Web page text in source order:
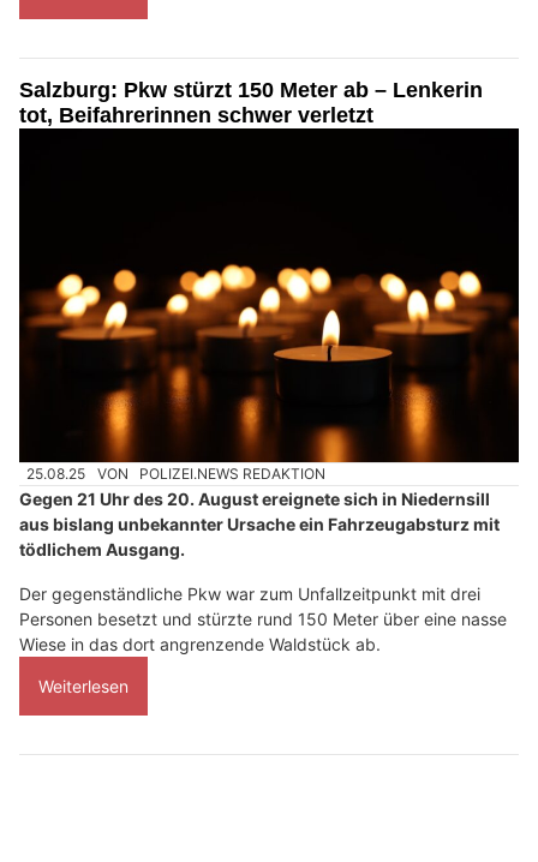
Salzburg: Pkw stürzt 150 Meter ab – Lenkerin
tot, Beifahrerinnen schwer verletzt
25.08.25 VON POLIZEI.NEWS REDAKTION
Gegen 21 Uhr des 20. August ereignete sich in Niedernsill
aus bislang unbekannter Ursache ein Fahrzeugabsturz mit
tödlichem Ausgang.
Der gegenständliche Pkw war zum Unfallzeitpunkt mit drei
Personen besetzt und stürzte rund 150 Meter über eine nasse
Wiese in das dort angrenzende Waldstück ab.
Weiterlesen